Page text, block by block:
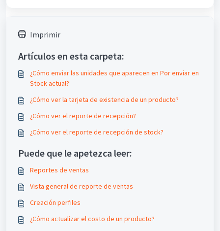
Imprimir
Artículos en esta carpeta:
¿Cómo enviar las unidades que aparecen en Por enviar en
Stock actual?
¿Cómo ver la tarjeta de existencia de un producto?
¿Cómo ver el reporte de recepción?
¿Cómo ver el reporte de recepción de stock?
Puede que le apetezca leer:
Reportes de ventas
Vista general de reporte de ventas
Creación perfiles
¿Cómo actualizar el costo de un producto?